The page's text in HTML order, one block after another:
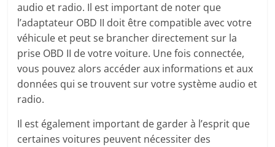
audio et radio. Il est important de noter que
l’adaptateur OBD II doit être compatible avec votre
véhicule et peut se brancher directement sur la
prise OBD II de votre voiture. Une fois connectée,
vous pouvez alors accéder aux informations et aux
données qui se trouvent sur votre système audio et
radio.
Il est également important de garder à l’esprit que
certaines voitures peuvent nécessiter des